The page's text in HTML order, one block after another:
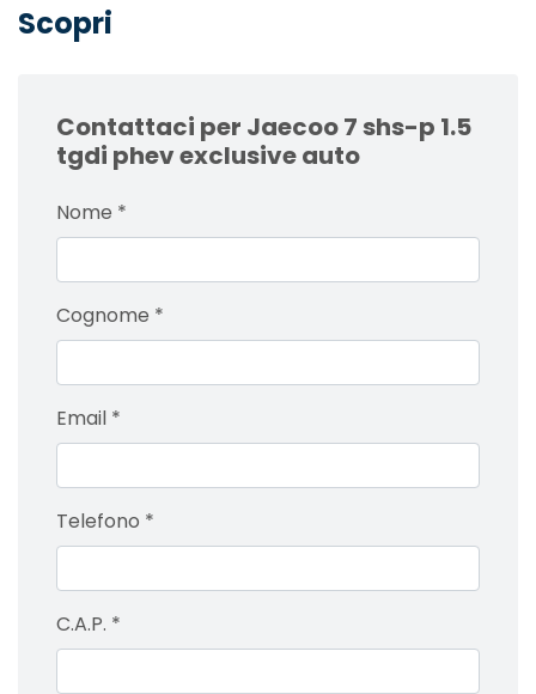
Scopri
Contattaci per Jaecoo 7 shs-p 1.5
tgdi phev exclusive auto
Nome *
Cognome *
Email *
Telefono *
C.A.P. *